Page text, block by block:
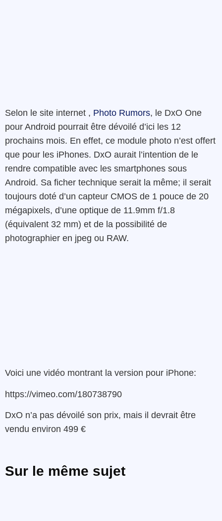
Selon le site internet , Photo Rumors, le DxO One
pour Android pourrait être dévoilé d’ici les 12
prochains mois. En effet, ce module photo n’est offert
que pour les iPhones. DxO aurait l’intention de le
rendre compatible avec les smartphones sous
Android. Sa ficher technique serait la même; il serait
toujours doté d’un capteur CMOS de 1 pouce de 20
mégapixels, d’une optique de 11.9mm f/1.8
(équivalent 32 mm) et de la possibilité de
photographier en jpeg ou RAW.
Voici une vidéo montrant la version pour iPhone:
https://vimeo.com/180738790
DxO n’a pas dévoilé son prix, mais il devrait être
vendu environ 499 €
Sur le même sujet